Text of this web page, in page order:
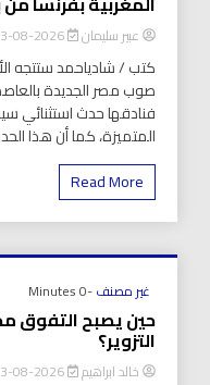
عبير سليمان 2026-08-03
صوب مصر الجديدة
فنادقها حدث استثنائي
المتميزة، كما أن هذا
Read More
غير مصنف-0 Minutes
حين يصبح التفوق
التزوير؟
خالد ابراهيم 2026-08-03